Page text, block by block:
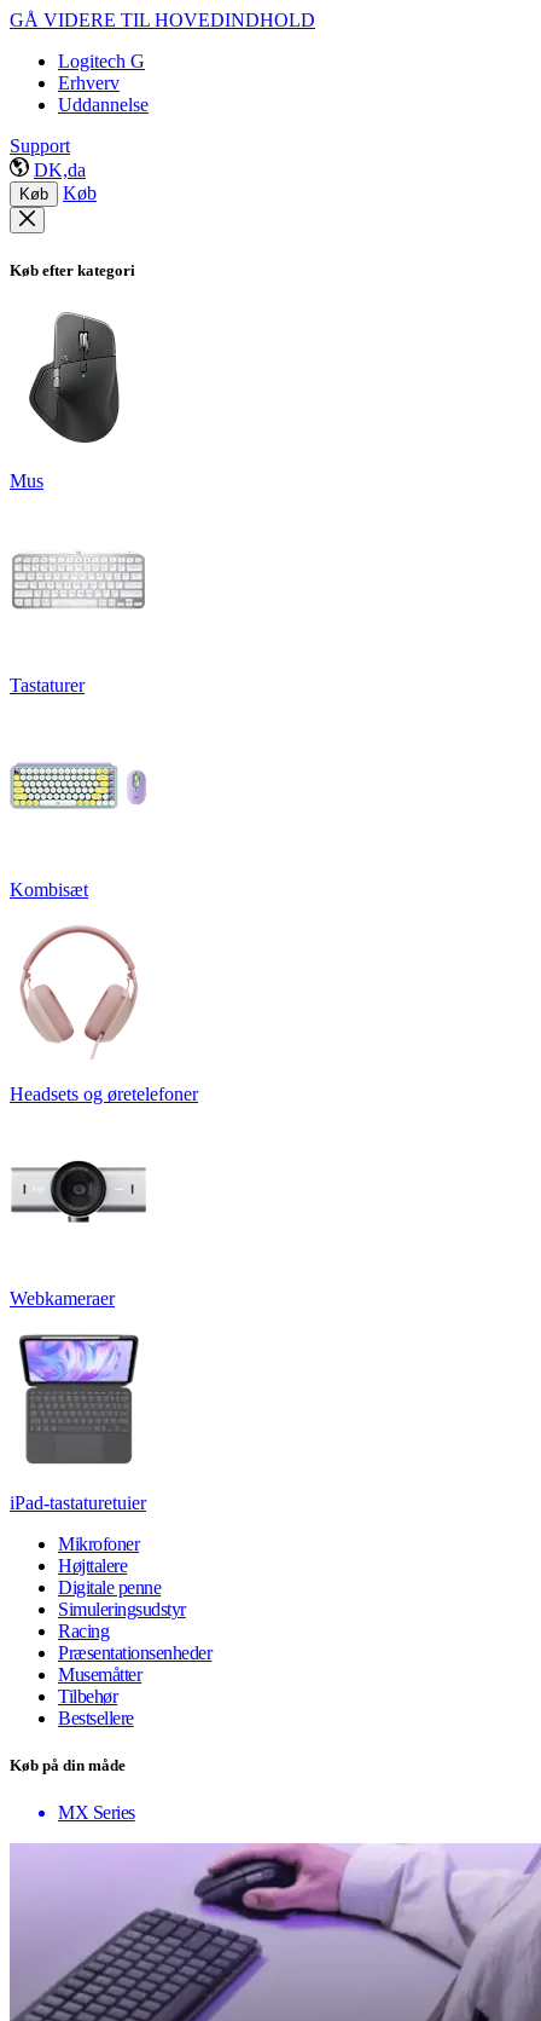
GÅ VIDERE TIL HOVEDINDHOLD
Logitech G
Erhverv
Uddannelse
Support
DK,da
Køb Køb
Køb efter kategori
Mus
Tastaturer
Kombisæt
Headsets og øretelefoner
Webkameraer
iPad-tastaturetuier
Mikrofoner
Højttalere
Digitale penne
Simuleringsudstyr
Racing
Præsentationsenheder
Musemåtter
Tilbehør
Bestsellere
Køb på din måde
MX Series